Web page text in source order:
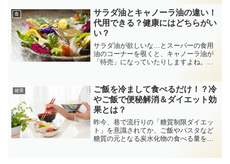
ーン店のノボリに「本まぐろ三貫200円」
とあるのを見た我が家の...
食
サラダ油とキャノーラ油の違い！
代用できる？健康にはどちらがい
い？
サラダ油が欲しいな…とスーパーの食用
油のコーナーを覗くと、キャノーラ油が
「特売」になっていたりしますよね。容
その違いは何なのか？… 気になりま
す。それが代用できるモノな...
健康
ご飯を冷まして食べるだけ！？冷
やご飯で便秘解消＆ダイエット効
果とは？
昨今、巷で流行りの「糖質制限ダイエッ
ト」を意識されてか、ご飯やパスタなど
糖質の元となる炭水化物の食べる量を控